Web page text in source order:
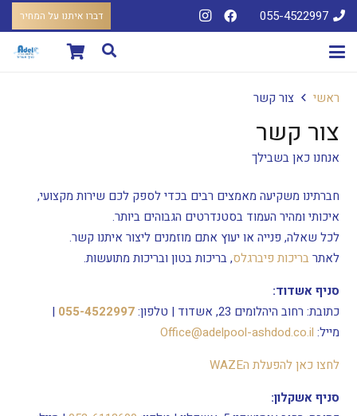
055-4522997 דברו איתנו על המחיר
ראשי צור קשר
צור קשר
אנחנו כאן בשבילך
חברתינו משקיעה מאמצים רבים בכדי לספק לכם שירות מקצועי,
איכותי ומהיר העמוד בסטנדרטים הגבוהים ביותר.
לכל שאלה, פנייה או יעוץ אתם מוזמנים ליצור איתנו קשר.
לאתר בריכות פיברגלס, בריכות בטון ובריכות מתועשות.
סניף אשדוד:
כתובת: רחוב היהלומים 23, אשדוד | טלפון:
055-4522997
|
מייל: Office@adelpool-ashdod.co.il
לחצו כאן להפעלת הWAZE
סניף אשקלון: